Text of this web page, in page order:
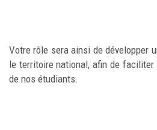
Votre rôle sera ainsi de développer
le territoire national, afin de faciliter
de nos étudiants.